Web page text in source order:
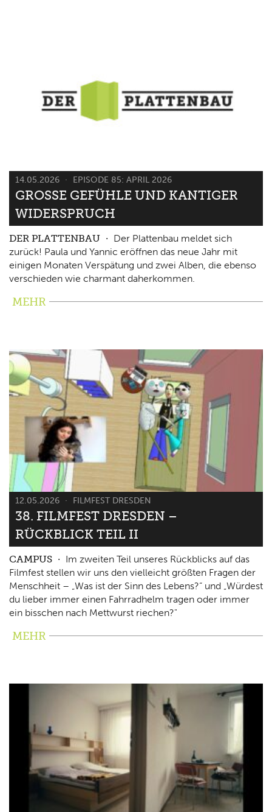
14.05.2026 EPISODE 85: APRIL 2026
GROSSE GEFÜHLE UND KANTIGER W
IDERSPRUCH
DER PLATTENBAU
Der Plattenbau meldet sich
zurück! Paula und Yannic eröffnen das neue Jahr mit
einigen Monaten Verspätung und zwei Alben, die ebenso
verschieden wie charmant daherkommen.
MEHR
12.05.2026 FILMFEST DRESDEN
38. FILMFEST DRESDEN –
RÜCKBLICK TEIL II
CAMPUS
Im zweiten Teil unseres Rückblicks auf das
Filmfest stellen wir uns den vielleicht größten Fragen der
Menschheit – „Was ist der Sinn des Lebens?“ und „Würdest
du lieber immer einen Fahrradhelm tragen oder immer
ein bisschen nach Mettwurst riechen?"
MEHR